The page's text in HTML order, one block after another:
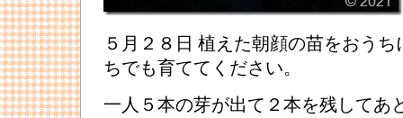
５月２８日 植えた朝顔の苗をおう
ちでも育ててください。
一人５本の芽が出て２本を残してあ